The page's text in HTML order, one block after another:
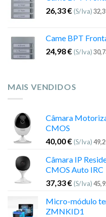
26,33€ (S/Iva)
Came BPT
24,98€ (S/Iva)
MAIS VENDIDOS
Câmara
CMOS
40,00€ (S/Iva)
Câmara IP
CMOS Auto IRC
37,33€ (S/Iva)
Micro-módulo
ZMNKID1